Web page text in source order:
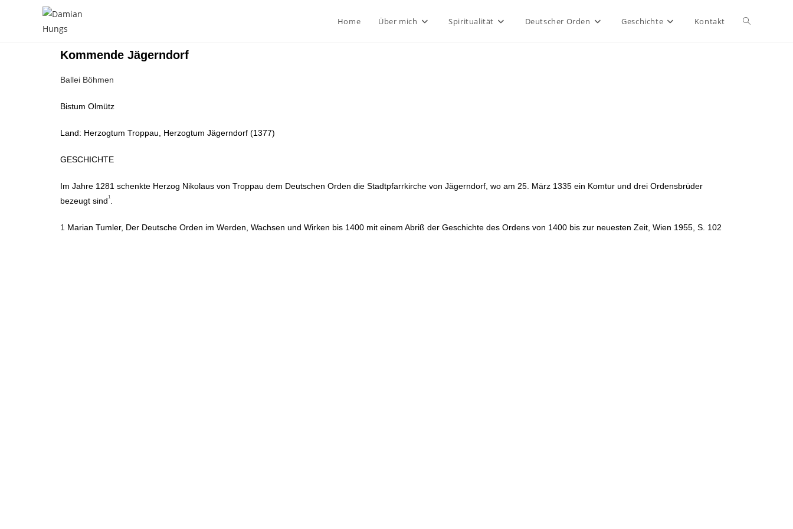
Home Über mich Spiritualität Deutscher Orden Geschichte Kontakt
Kommende Jägerndorf
Ballei Böhmen
Bistum Olmütz
Land: Herzogtum Troppau, Herzogtum Jägerndorf (1377)
GESCHICHTE
Im Jahre 1281 schenkte Herzog Nikolaus von Troppau dem Deutschen Orden die Stadtpfarrkirche von Jägerndorf, wo am 25. März 1335 ein Komtur und drei Ordensbrüder
bezeugt sind1
1 Marian Tumler, Der Deutsche Orden im Werden, Wachsen und Wirken bis 1400 mit einem Abriß der Geschichte des Ordens von 1400 bis zur neuesten Zeit, Wien 1955, S. 102